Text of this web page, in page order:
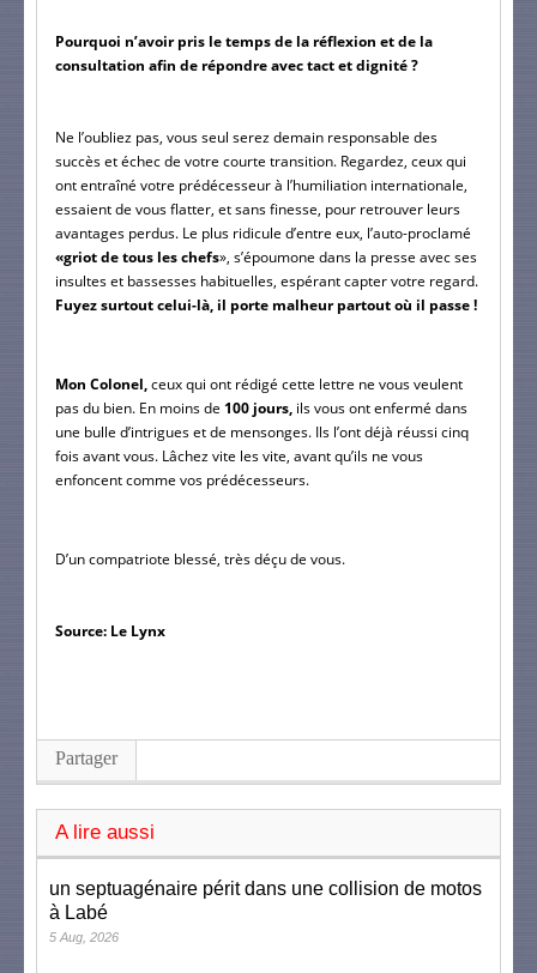
Pourquoi n’avoir pris le temps de la réflexion et de la
consultation afin de répondre avec tact et dignité ?
Ne l’oubliez pas, vous seul serez demain responsable des
succès et échec de votre courte transition. Regardez, ceux qui
ont entraîné votre prédécesseur à l’humiliation internationale,
essaient de vous flatter, et sans finesse, pour retrouver leurs
«griot de tous les chefs», s’époumone dans la presse avec ses
Fuyez surtout celui-là, il porte malheur partout où il passe !
Mon Colonel, ceux qui ont rédigé cette lettre ne vous veulent
pas du bien. En moins de 100 jours, ils vous ont enfermé dans
une bulle d’intrigues et de mensonges. Ils l’ont déjà réussi cinq
fois avant vous. Lâchez vite les vite, avant qu’ils ne vous
enfoncent comme vos prédécesseurs.
D’un compatriote blessé, très déçu de vous.
Source: Le Lynx
Partager
A lire aussi
un septuagénaire périt dans une collision de motos
à Labé
5 Aug, 2026